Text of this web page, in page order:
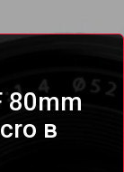
80mm
в